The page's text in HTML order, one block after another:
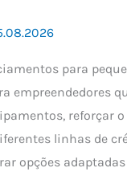
para
empreendedores
reforçar
linhas de
opções